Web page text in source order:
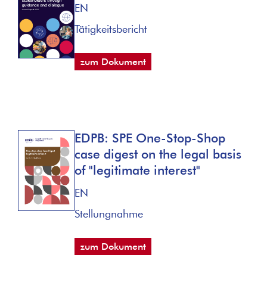
EN
Tätigkeitsbericht
zum Dokument
EDPB: SPE One-Stop-Shop
case digest on the legal basis
of "legitimate interest"
EN
Stellungnahme
zum Dokument